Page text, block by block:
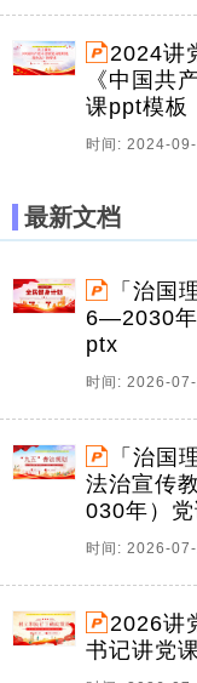
2024讲
《中国共
课ppt模板
时间: 2024-
最新文档
「治国
6—2030年
ptx
时间: 2026-
「治国
法治宣传
030年）
时间: 2026-
2026讲
书记讲党